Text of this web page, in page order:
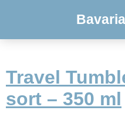
Travel
sort – 350 ml